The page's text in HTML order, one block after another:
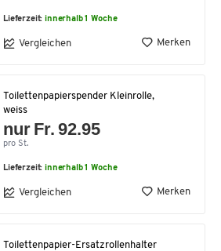
Lieferzeit:innerhalb 1 Woche
Vergleichen Merken
Toilettenpapierspender Kleinrolle,
weiss
nur Fr. 92.95
pro St.
Lieferzeit:innerhalb 1 Woche
Vergleichen Merken
Toilettenpapier-Ersatzrollenhalter